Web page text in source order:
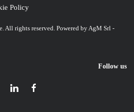
Policy
All rights reserved. Powered byAgM Srl -
Follow us